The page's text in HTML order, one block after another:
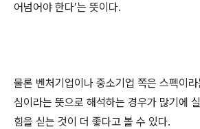
어넘어야 한다’는 뜻이다.
물론 벤처기업이나 중소기업 쪽은 스펙이
심이라는 뜻으로 해석하는 경우가 많기에
힘을 싣는 것이 더 좋다고 볼 수 있다.